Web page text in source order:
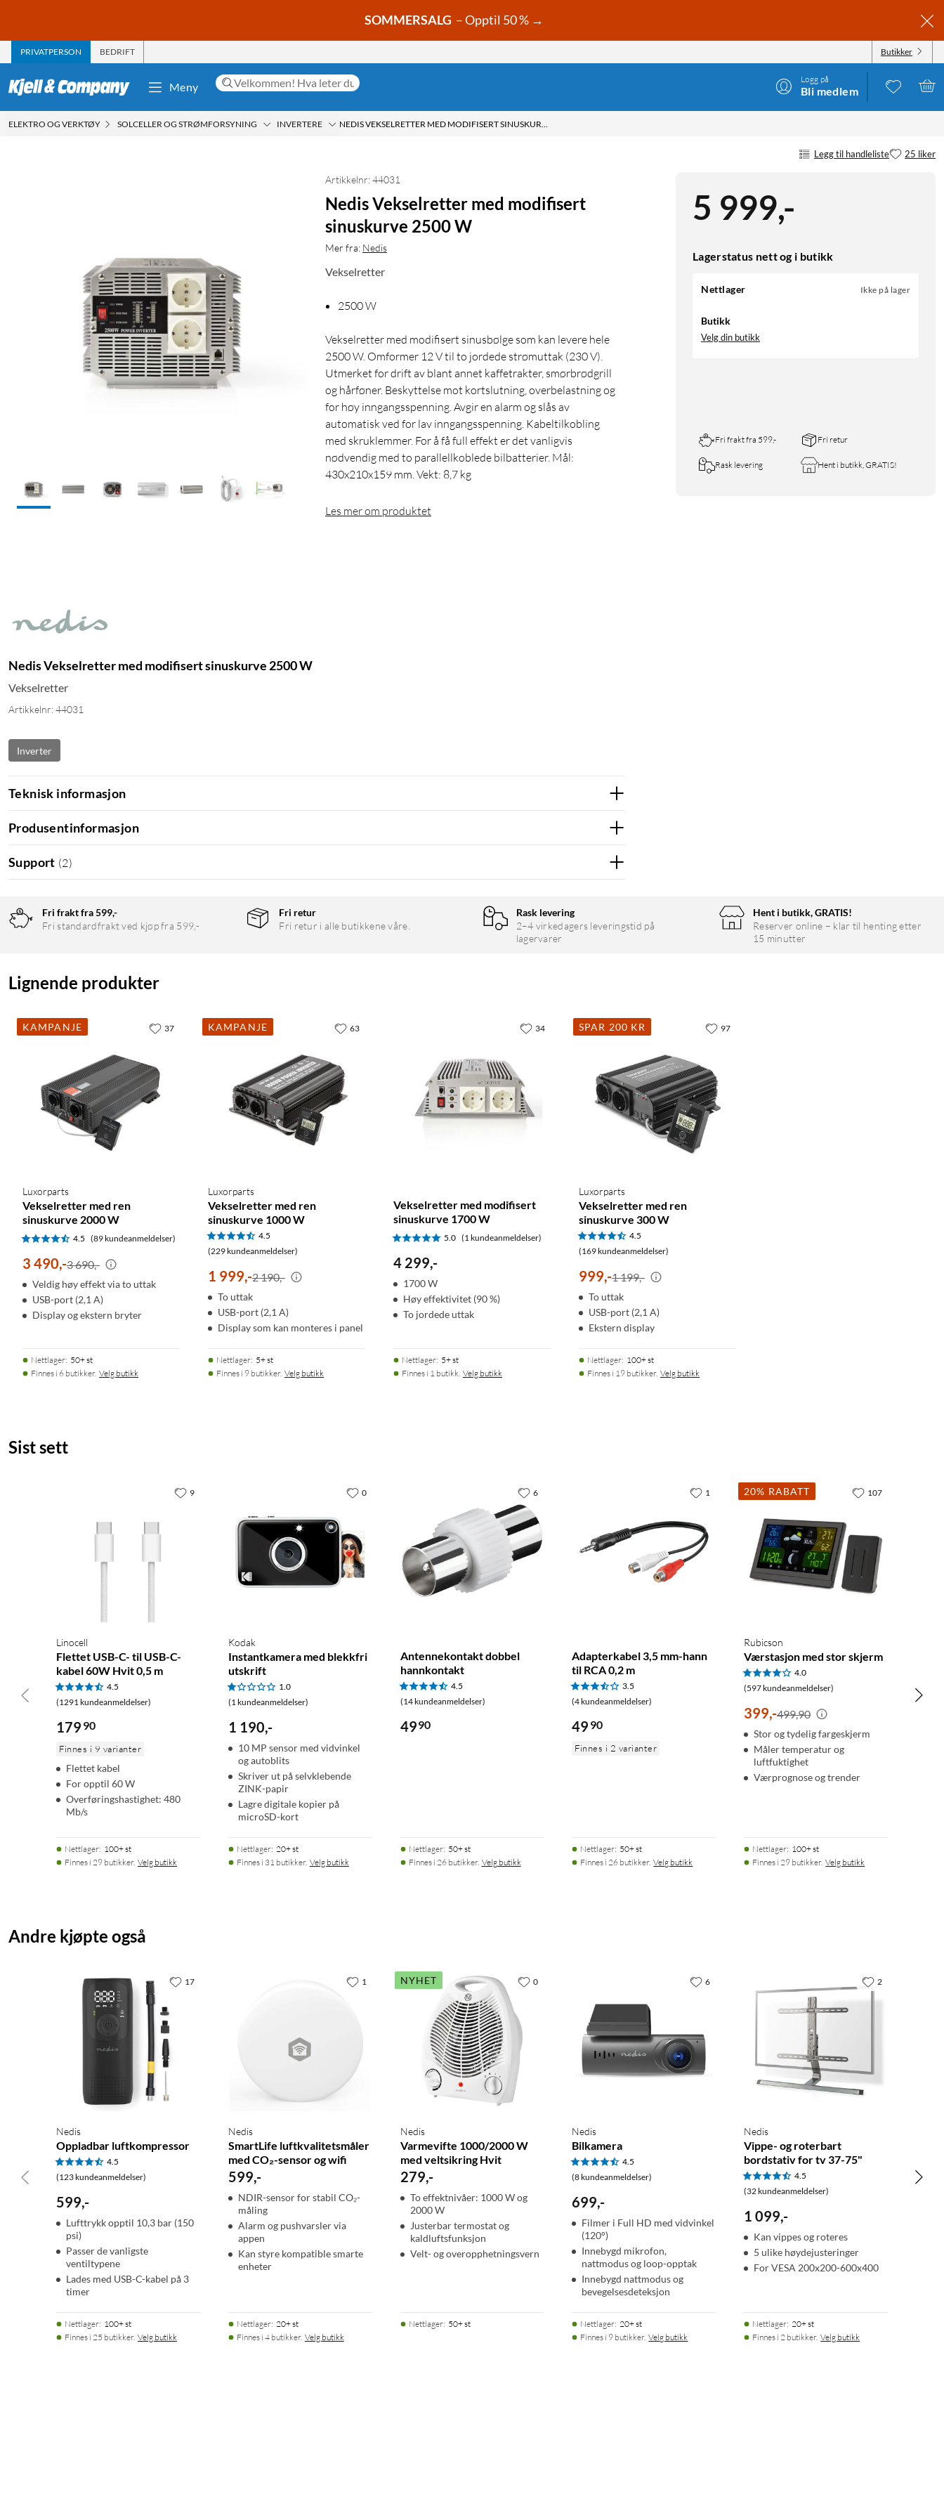
SOMMERSALG – Opptil 50 % →
PRIVATPERSON BEDRIFT Butikker
Meny
Logg på
Bli medlem
ELEKTRO OG VERKTØY SOLCELLER OG STRØMFORSYNING INVERTERE NEDIS VEKSELRETTER MED MODIFISERT SINUSKURVE 2500 W
Legg til handleliste 25 liker
5 999,-
Lagerstatus nett og i butikk
Nettlager Ikke på lager
Butikk
Velg din butikk
Fri frakt fra 599,- Fri retur
Rask levering Hent i butikk, GRATIS!
Artikkelnr: 44031
Nedis Vekselretter med modifisert
sinuskurve 2500 W
Mer fra: Nedis
Vekselretter
2500 W
Vekselretter med modifisert sinusbølge som kan levere hele
2500 W. Omformer 12 V til to jordede strømuttak (230 V).
Utmerket for drift av blant annet kaffetrakter, smørbrødgrill
og hårføner. Beskyttelse mot kortslutning, overbelastning og
for høy inngangsspenning. Avgir en alarm og slås av
automatisk ved for lav inngangsspenning. Kabeltilkobling
med skruklemmer. For å få full effekt er det vanligvis
nødvendig med to parallellkoblede bilbatterier. Mål:
430x210x159 mm. Vekt: 8,7 kg
Les mer om produktet
Nedis Vekselretter med modifisert sinuskurve 2500 W
Vekselretter
Artikkelnr: 44031
Inverter
Teknisk informasjon
Produsentinformasjon
Support (2)
Fri frakt fra 599,-
Fri standardfrakt ved kjøp fra 599,-
Fri retur
Fri retur i alle butikkene våre.
Rask levering
2–4 virkedagers leveringstid på
lagervarer
Hent i butikk, GRATIS!
Reserver online – klar til henting etter
15 minutter
Lignende produkter
KAMPANJE
Luxorparts
Vekselretter med ren
sinuskurve 2000 W
4.5 (89 kundeanmeldelser)
3 490,-3 690,-
Veldig høy effekt via to uttak
USB-port (2,1 A)
Display og ekstern bryter
Nettlager: 50+ st
Finnes i 6 butikker. Velg butikk
37 KAMPANJE
Luxorparts
Vekselretter med ren
sinuskurve 1000 W
4.5
(229 kundeanmeldelser)
1 999,-2 190,-
To uttak
USB-port (2,1 A)
Display som kan monteres i panel
Nettlager: 5+ st
Finnes i 9 butikker. Velg butikk
63
Vekselretter med modifisert
sinuskurve 1700 W
5.0 (1 kundeanmeldelser)
4 299,-
1700 W
Høy effektivitet (90 %)
To jordede uttak
Nettlager: 5+ st
Finnes i 1 butikk. Velg butikk
34 SPAR 200 KR
Luxorparts
Vekselretter med ren
sinuskurve 300 W
4.5
(169 kundeanmeldelser)
999,-1 199,-
To uttak
USB-port (2,1 A)
Ekstern display
Nettlager: 100+ st
Finnes i 19 butikker. Velg butikk
97
Sist sett
Linocell
Flettet USB-C- til USB-C-
kabel 60W Hvit 0,5 m
4.5
(1291 kundeanmeldelser)
179 90
Finnes i 9 varianter
Flettet kabel
For opptil 60 W
Overføringshastighet: 480
Mb/s
Nettlager: 100+ st
Finnes i 29 butikker. Velg butikk
9
Kodak
Instantkamera med blekkfri
utskrift
1.0
(1 kundeanmeldelser)
1 190,-
10 MP sensor med vidvinkel
og autoblits
Skriver ut på selvklebende
ZINK-papir
Lagre digitale kopier på
microSD-kort
Nettlager: 20+ st
Finnes i 31 butikker. Velg butikk
0
Antennekontakt dobbel
hannkontakt
4.5
(14 kundeanmeldelser)
4990
Nettlager: 50+ st
Finnes i 26 butikker. Velg butikk
6
Adapterkabel 3,5 mm-hann
til RCA 0,2 m
3.5
(4 kundeanmeldelser)
49 90
Finnes i 2 varianter
Nettlager: 50+ st
Finnes i 26 butikker. Velg butikk
1 20% RABATT
Rubicson
Værstasjon med stor skjerm
4.0
(597 kundeanmeldelser)
399,-499,90
Stor og tydelig fargeskjerm
Måler temperatur og
luftfuktighet
Værprognose og trender
Nettlager: 100+ st
Finnes i 29 butikker. Velg butikk
107
Andre kjøpte også
Nedis
Oppladbar luftkompressor
4.5
(123 kundeanmeldelser)
599,-
Lufttrykk opptil 10,3 bar (150
psi)
Passer de vanligste
ventiltypene
Lades med USB-C-kabel på 3
timer
Nettlager: 100+ st
Finnes i 25 butikker. Velg butikk
17
Nedis
SmartLife luftkvalitetsmåler
med CO₂-sensor og wifi
599,-
NDIR-sensor for stabil CO₂-
måling
Alarm og pushvarsler via
appen
Kan styre kompatible smarte
enheter
Nettlager: 20+ st
Finnes i 4 butikker. Velg butikk
1 NYHET
Nedis
Varmevifte 1000/2000 W
med veltsikring Hvit
279,-
To effektnivåer: 1000 W og
2000 W
Justerbar termostat og
kaldluftsfunksjon
Velt- og overopphetningsvern
Nettlager: 50+ st
0
Nedis
Bilkamera
4.5
(8 kundeanmeldelser)
699,-
Filmer i Full HD med vidvinkel
(120°)
Innebygd mikrofon,
nattmodus og loop-opptak
Innebygd nattmodus og
bevegelsesdeteksjon
Nettlager: 20+ st
Finnes i 9 butikker. Velg butikk
6
Nedis
Vippe- og roterbart
bordstativ for tv 37-75"
4.5
(32 kundeanmeldelser)
1 099,-
Kan vippes og roteres
5 ulike høydejusteringer
For VESA 200x200-600x400
Nettlager: 20+ st
Finnes i 2 butikker. Velg butikk
2